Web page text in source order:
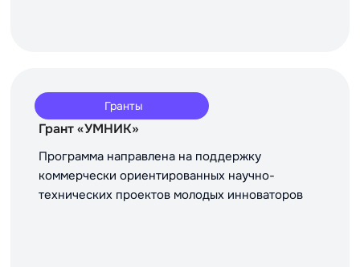
Гранты
Грант «УМНИК»
Программа направлена на поддержку
коммерчески ориентированных научно-
технических проектов молодых инноваторов